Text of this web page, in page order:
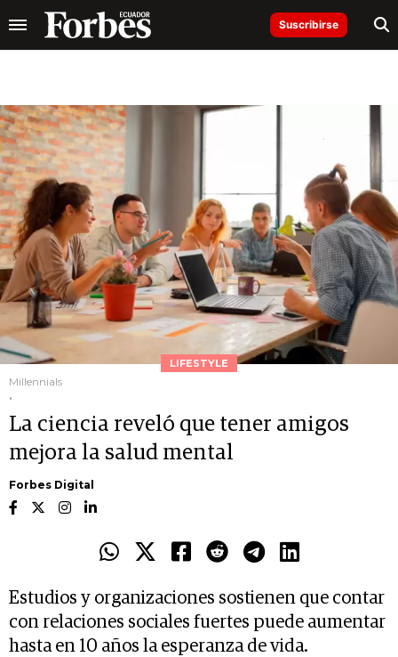
Suscribirse
LIFESTYLE
Millennials
.
La ciencia reveló que tener amigos
mejora la salud mental
Forbes Digital
Estudios y organizaciones sostienen que contar
con relaciones sociales fuertes puede aumentar
hasta en 10 años la esperanza de vida.